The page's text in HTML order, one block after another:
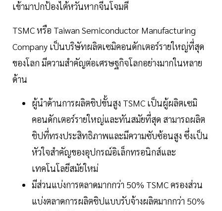
เข้ามาปกป้องไต้หวันหากจีนโจมตี
TSMC หรือ Taiwan Semiconductor Manufacturing
Company เป็นบริษัทผลิตเซมิคอนดักเตอร์รายใหญ่ที่สุด
ของโลก มีความสำคัญต่อเศรษฐกิจโลกอย่างมากในหลาย
ด้าน
ผู้นำด้านการผลิตชิปขั้นสูง TSMC เป็นผู้ผลิตเซมิ
คอนดักเตอร์รายใหญ่และทันสมัยที่สุด สามารถผลิต
ชิปที่ทรงประสิทธิภาพและมีความซับซ้อนสูง ซึ่งเป็น
หัวใจสำคัญของอุปกรณ์อิเล็กทรอนิกส์และ
เทคโนโลยีสมัยใหม่
มีส่วนแบ่งการตลาดมากกว่า 50% TSMC ครองส่วน
แบ่งตลาดการผลิตชิปแบบรับจ้างผลิตมากกว่า 50%